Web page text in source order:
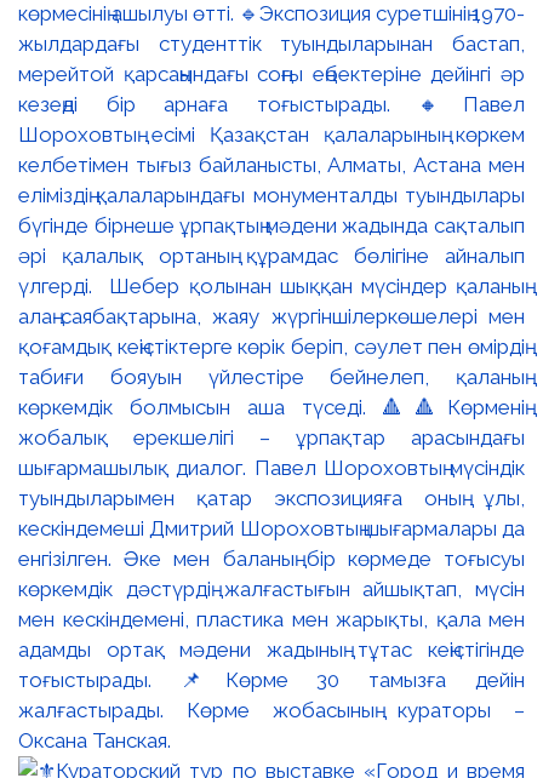
көрмесінің ашылуы өтті. 🔹Экспозиция суретшінің 1970-
жылдардағы студенттік туындыларынан бастап,
мерейтой қарсаңындағы соңғы еңбектеріне дейінгі әр
кезеңді бір арнаға тоғыстырады. 🔸Павел
Шороховтың есімі Қазақстан қалаларының көркем
келбетімен тығыз байланысты, Алматы, Астана мен
еліміздің қалаларындағы монументалды туындылары
бүгінде бірнеше ұрпақтың мәдени жадында сақталып
әрі қалалық ортаның құрамдас бөлігіне айналып
үлгерді. Шебер қолынан шыққан мүсіндер қаланың
алаң-саябақтарына, жаяу жүргіншілеркөшелері мен
қоғамдық кеңістіктерге көрік беріп, сәулет пен өмірдің
табиғи бояуын үйлестіре бейнелеп, қаланың
көркемдік болмысын аша түседі. 🔺🔺Көрменің
жобалық ерекшелігі – ұрпақтар арасындағы
шығармашылық диалог. Павел Шороховтың мүсіндік
туындыларымен қатар экспозицияға оның ұлы,
кескіндемеші Дмитрий Шороховтың шығармалары да
енгізілген. Әке мен баланың бір көрмеде тоғысуы
көркемдік дәстүрдің жалғастығын айшықтап, мүсін
мен кескіндемені, пластика мен жарықты, қала мен
адамды ортақ мәдени жадының тұтас кеңістігінде
тоғыстырады. 📌Көрме 30 тамызға дейін
жалғастырады. Көрме жобасының кураторы –
Оксана Танская.